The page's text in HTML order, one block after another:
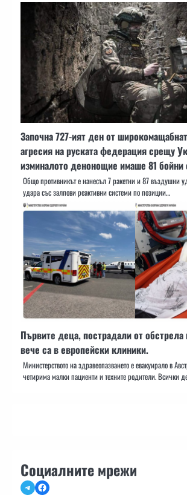
Започна 727-ият ден от
агресия на руската федерация срещу
изминалото денонощие имаше 81 бойни
Общо противникът е нанесъл 7 ракетни и 87 въздушни
удара със залпови реактивни системи по позиции…
Първите деца, пострадали от обстрела
вече са в европейски клиники.
Министерството на здравеопазването е евакуирало в
четирима малки пациенти и техните родители. Всички
Социалните мрежи
TelegramFacebook